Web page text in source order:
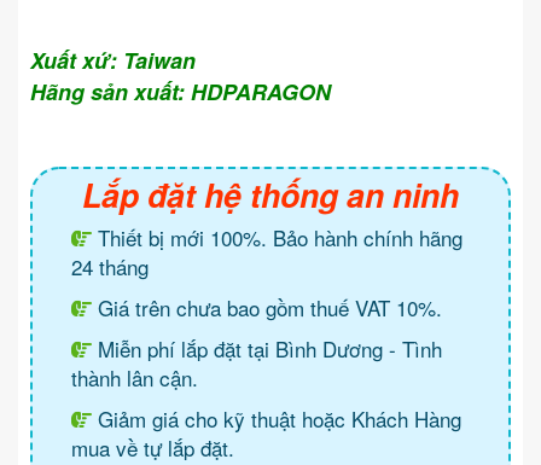
Xuất xứ: Taiwan
Hãng sản xuất: HDPARAGON
Lắp đặt hệ thống an ninh
Thiết bị mới 100%. Bảo hành chính hãng
24 tháng
Giá trên chưa bao gồm thuế VAT 10%.
Miễn phí lắp đặt tại Bình Dương - Tình
thành lân cận.
Giảm giá cho kỹ thuật hoặc Khách Hàng
mua về tự lắp đặt.